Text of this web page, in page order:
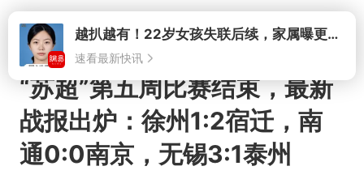
打开
“苏超”第五周比赛结束，最新
战报出炉：徐州1:2宿迁，南
通0:0南京，无锡3:1泰州